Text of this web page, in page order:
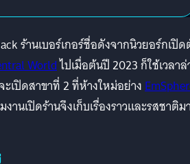
ร้านเบอร์เกอร์ชื่อดังจากนิวยอร์กเปิ
Worldไปเมื่อต้นปี 2023 ก็ใช้เวลา
เปิดสาขาที่ 2 ที่ห้างใหม่อย่าง
งานเปิดร้านจึงเก็บเรื่องราวและรสชาติม